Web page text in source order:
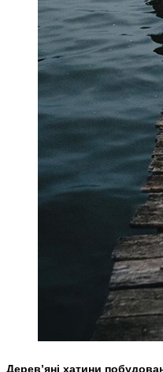
Дерев’яні хатини